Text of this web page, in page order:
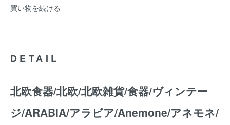
買い物を続ける
DETAIL
北欧食器/北欧/北欧雑貨/食器/ヴィンテー
ジ/ARABIA/アラビア/Anemone/アネモネ/